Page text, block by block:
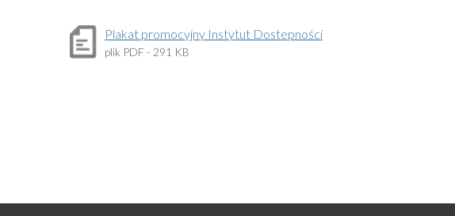
Plakat promocyjny Instytut Dostepności
plik PDF - 291 KB